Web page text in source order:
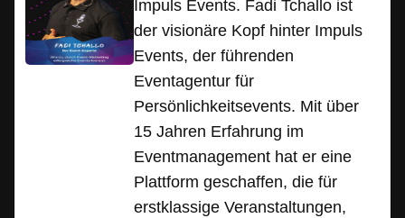
Impuls Events. Fadi Tchallo ist
der visionäre Kopf hinter Impuls
Events, der führenden
Eventagentur für
Persönlichkeitsevents. Mit über
15 Jahren Erfahrung im
Eventmanagement hat er eine
Plattform geschaffen, die für
erstklassige Veranstaltungen,